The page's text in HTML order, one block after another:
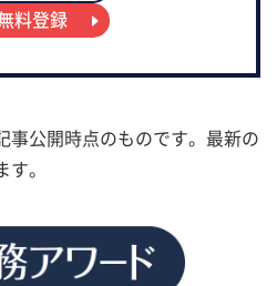
料登録
公開時点のものです。最新の
。